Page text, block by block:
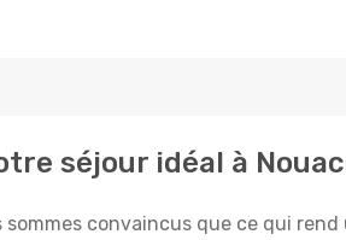
séjour idéal à
sommes convaincus que ce qui